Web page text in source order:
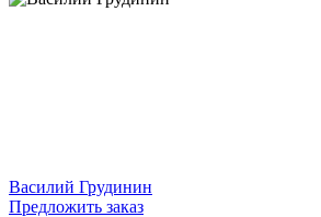
Василий Грудинин
Предложить заказ